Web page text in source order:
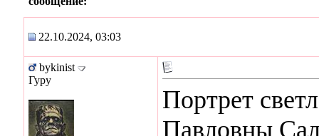
22.10.2024, 03:03
bykinist
Гуру
Портрет
Павловны